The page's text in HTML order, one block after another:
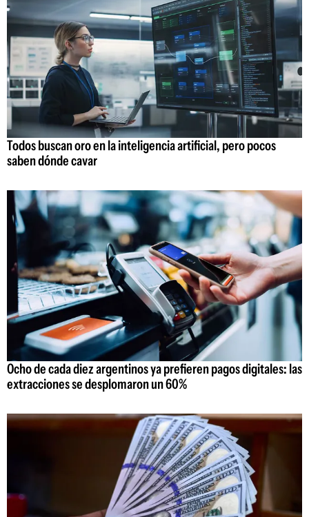
Todos buscan oro en la inteligencia artificial, pero pocos
saben dónde cavar
Ocho de cada diez argentinos ya prefieren pagos digitales: las
extracciones se desplomaron un 60%